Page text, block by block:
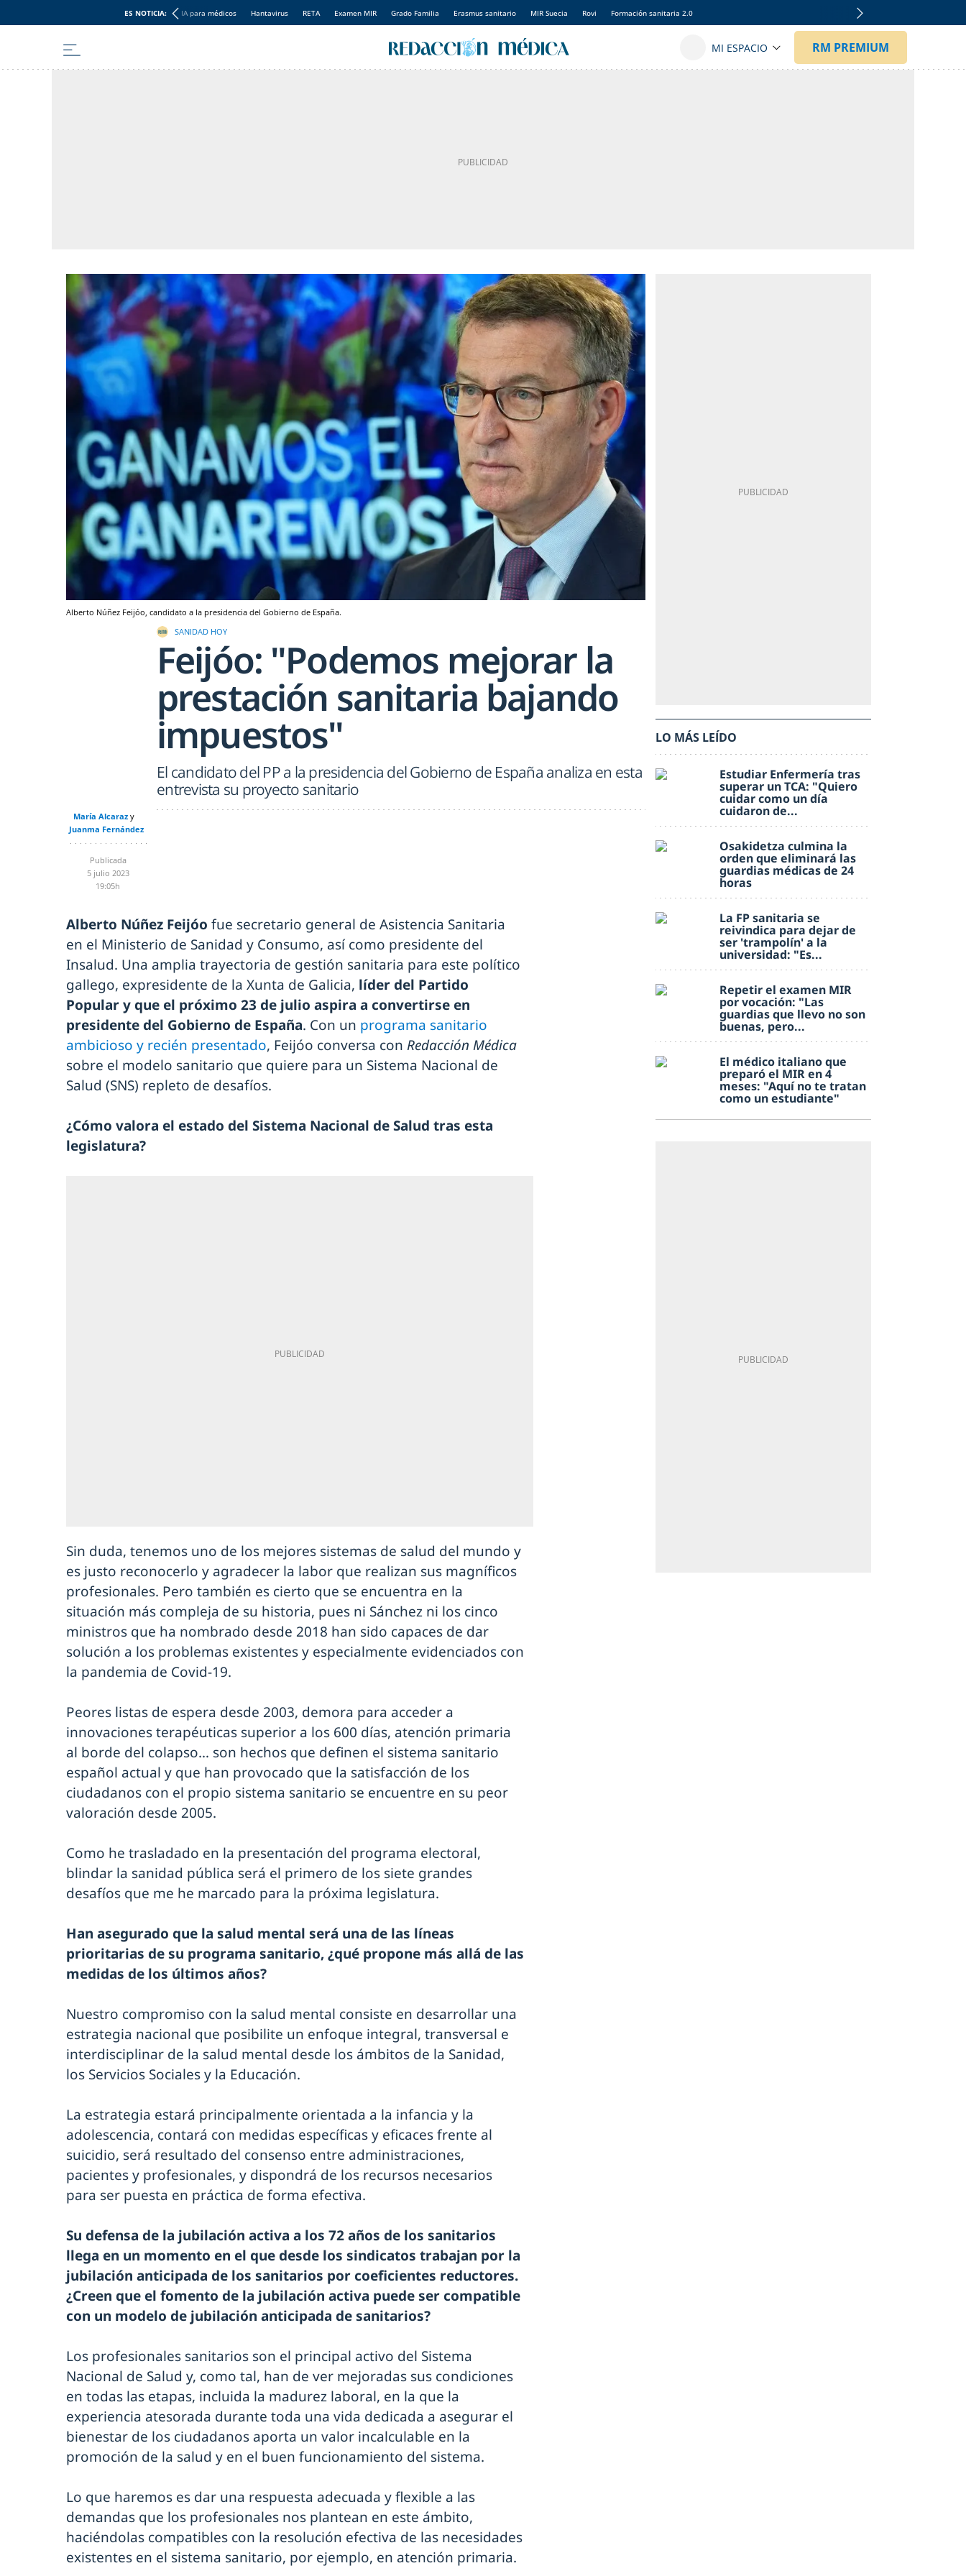
ES NOTICIA: IA para médicos Hantavirus RETA Examen MIR Grado Familia Erasmus sanitario MIR Suecia Rovi Formación sanitaria 2.0
Alberto Núñez Feijóo, candidato a la presidencia del Gobierno de España.
SANIDAD HOY
Feijóo: "Podemos mejorar la
prestación sanitaria bajando
impuestos"
El candidato del PP a la presidencia del Gobierno de España analiza en esta
entrevista su proyecto sanitario
María Alcaraz
Juanma Fernández
Publicada
5 julio 2023
19:05h
Alberto Núñez Feijóo fue secretario general de Asistencia Sanitaria
en el Ministerio de Sanidad y Consumo, así como presidente del
Insalud. Una amplia trayectoria de gestión sanitaria para este político
gallego, expresidente de la Xunta de Galicia, líder del Partido
Popular y que el próximo 23 de julio aspira a convertirse en
presidente del Gobierno de España. Con un programa sanitario
ambicioso y recién presentado, Feijóo conversa con Redacción Médica
sobre el modelo sanitario que quiere para un Sistema Nacional de
Salud (SNS) repleto de desafíos.
¿Cómo valora el estado del Sistema Nacional de Salud tras esta
legislatura?
Sin duda, tenemos uno de los mejores sistemas de salud del mundo y
es justo reconocerlo y agradecer la labor que realizan sus magníficos
profesionales. Pero también es cierto que se encuentra en la
situación más compleja de su historia, pues ni Sánchez ni los cinco
ministros que ha nombrado desde 2018 han sido capaces de dar
solución a los problemas existentes y especialmente evidenciados con
la pandemia de Covid-19.
Peores listas de espera desde 2003, demora para acceder a
innovaciones terapéuticas superior a los 600 días, atención primaria
al borde del colapso… son hechos que definen el sistema sanitario
español actual y que han provocado que la satisfacción de los
ciudadanos con el propio sistema sanitario se encuentre en su peor
valoración desde 2005.
Como he trasladado en la presentación del programa electoral,
blindar la sanidad pública será el primero de los siete grandes
desafíos que me he marcado para la próxima legislatura.
Han asegurado que la salud mental será una de las líneas
prioritarias de su programa sanitario, ¿qué propone más allá de las
medidas de los últimos años?
Nuestro compromiso con la salud mental consiste en desarrollar una
estrategia nacional que posibilite un enfoque integral, transversal e
interdisciplinar de la salud mental desde los ámbitos de la Sanidad,
los Servicios Sociales y la Educación.
La estrategia estará principalmente orientada a la infancia y la
adolescencia, contará con medidas específicas y eficaces frente al
suicidio, será resultado del consenso entre administraciones,
pacientes y profesionales, y dispondrá de los recursos necesarios
para ser puesta en práctica de forma efectiva.
Su defensa de la jubilación activa a los 72 años de los sanitarios
llega en un momento en el que desde los sindicatos trabajan por la
jubilación anticipada de los sanitarios por coeficientes reductores.
¿Creen que el fomento de la jubilación activa puede ser compatible
con un modelo de jubilación anticipada de sanitarios?
Los profesionales sanitarios son el principal activo del Sistema
Nacional de Salud y, como tal, han de ver mejoradas sus condiciones
en todas las etapas, incluida la madurez laboral, en la que la
experiencia atesorada durante toda una vida dedicada a asegurar el
bienestar de los ciudadanos aporta un valor incalculable en la
promoción de la salud y en el buen funcionamiento del sistema.
Lo que haremos es dar una respuesta adecuada y flexible a las
demandas que los profesionales nos plantean en este ámbito,
haciéndolas compatibles con la resolución efectiva de las necesidades
existentes en el sistema sanitario, por ejemplo, en atención primaria.
LO MÁS LEÍDO
Estudiar Enfermería tras
superar un TCA: "Quiero
cuidar como un día
cuidaron de...
Osakidetza culmina la
orden que eliminará las
guardias médicas de 24
horas
La FP sanitaria se
reivindica para dejar de
ser 'trampolín' a la
universidad: "Es...
Repetir el examen MIR
por vocación: "Las
guardias que llevo no son
buenas, pero...
El médico italiano que
preparó el MIR en 4
meses: "Aquí no te tratan
como un estudiante"